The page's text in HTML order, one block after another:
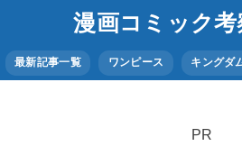
漫画コミック
最新記事一覧 ワンピース キングダ
PR